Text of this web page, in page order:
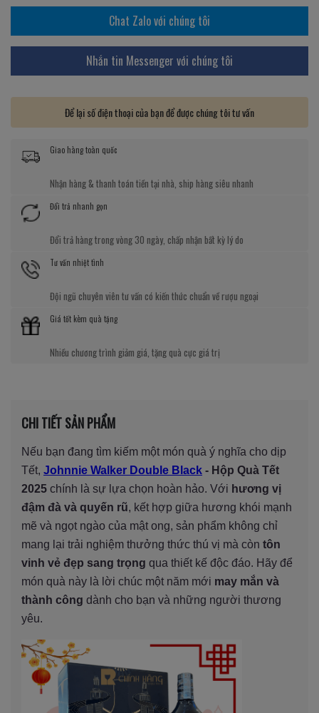
Chat Zalo với chúng tôi
Nhắn tin Messenger với chúng tôi
Để lại số điện thoại của bạn để được chúng tôi tư vấn
Giao hàng toàn quốc
Nhận hàng & thanh toán tiền tại nhà, ship hàng siêu nhanh
Đổi trả nhanh gọn
Đổi trả hàng trong vòng 30 ngày, chấp nhận bất kỳ lý do
Tư vấn nhiệt tình
Đội ngũ chuyên viên tư vấn có kiến thức chuẩn về rượu ngoại
Giá tốt kèm quà tặng
Nhiều chương trình giảm giá, tặng quà cực giá trị
CHI TIẾT SẢN PHẨM
Nếu bạn đang tìm kiếm một món quà ý nghĩa cho dịp
Tết, Johnnie Walker Double Black - Hộp Quà Tết
2025 chính là sự lựa chọn hoàn hảo. Với hương vị
đậm đà và quyến rũ, kết hợp giữa hương khói mạnh
mẽ và ngọt ngào của mật ong, sản phẩm không chỉ
mang lại trải nghiệm thưởng thức thú vị mà còn tôn
vinh vẻ đẹp sang trọng qua thiết kế độc đáo. Hãy để
món quà này là lời chúc một năm mới may mắn và
thành công dành cho bạn và những người thương
yêu.